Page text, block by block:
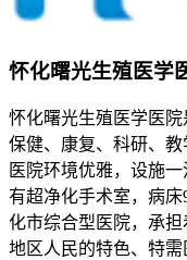
怀化曙光生殖医学
怀化曙光生殖医学医院
保健、康复、科研、教
医院环境优雅，设施
有超净化手术室，病床
化市综合型医院，承
地区人民的特色、特需